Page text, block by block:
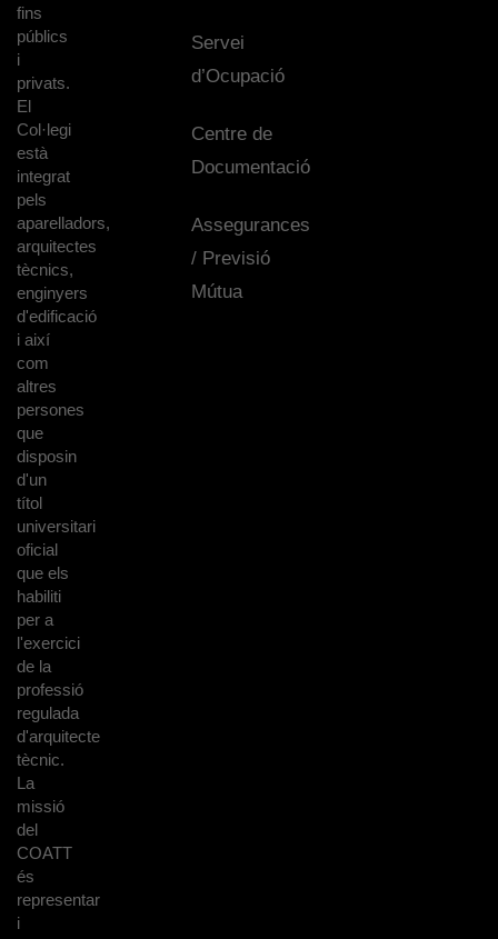
fins
públics
i
privats.
El
Col·legi
està
integrat
pels
aparelladors,
arquitectes
tècnics,
enginyers
d'edificació
i així
com
altres
persones
que
disposin
d'un
títol
universitari
oficial
que els
habiliti
per a
l'exercici
de la
professió
regulada
d'arquitecte
tècnic.
La
missió
del
COATT
és
representar
i
Servei
d’Ocupació
Centre de
Documentació
Assegurances
/ Previsió
Mútua